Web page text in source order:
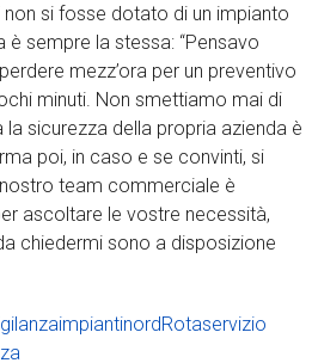
si fosse dotato di un impianto
è sempre la stessa: “Pensavo
mezz’ora per un preventivo
minuti. Non smettiamo mai di
sicurezza della propria azienda è
poi, in caso e se convinti, si
team commerciale è
ascoltare le vostre necessità,
chiedermi sono a disposizione
impiantinordRotaservizio